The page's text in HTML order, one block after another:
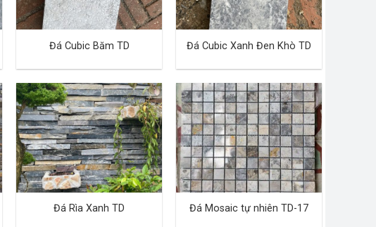
Đá Cubic Băm TD Đá Cubic Xanh Đen Khò TD
Đá Rìa Xanh TD Đá Mosaic tự nhiên TD-17